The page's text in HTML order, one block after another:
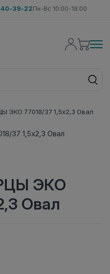
39-22Пн-Вс 10:00-18:00
ЭКО 77018/37 1,5х2,3 Овал
ЭКО
Овал